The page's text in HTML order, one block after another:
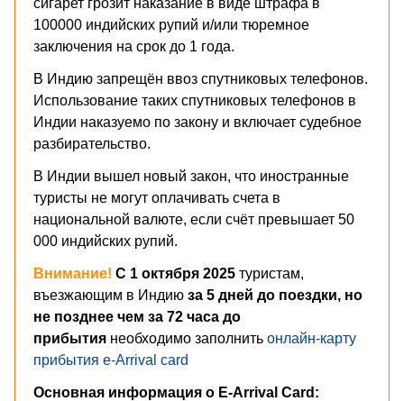
сигарет грозит наказание в виде штрафа в
100000 индийских рупий и/или тюремное
заключения на срок до 1 года.
В Индию запрещён ввоз спутниковых телефонов.
Использование таких спутниковых телефонов в
Индии наказуемо по закону и включает судебное
разбирательство.
В Индии вышел новый закон, что иностранные
туристы не могут оплачивать счета в
национальной валюте, если счёт превышает 50
000 индийских рупий.
Внимание! С 1 октября 2025 туристам,
въезжающим в Индию за 5 дней до поездки, но
не позднее чем за 72 часа до
прибытия необходимо заполнить онлайн-карту
прибытия e-Arrival card
Основная информация о E-Arrival Card: